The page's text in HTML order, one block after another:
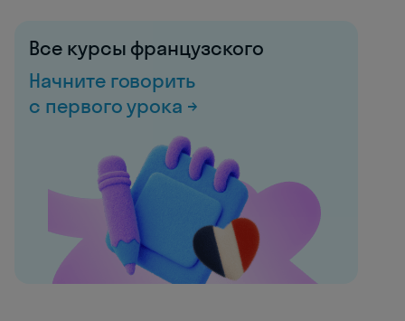
Все курсы французского
Начните говорить
с первого урока →